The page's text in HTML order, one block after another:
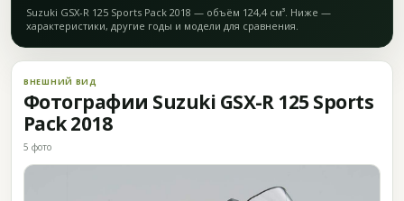
Suzuki GSX-R 125 Sports Pack 2018 — объём 124,4 см³. Ниже —
характеристики, другие годы и модели для сравнения.
ВНЕШНИЙ ВИД
Фотографии Suzuki GSX-R 125 Sports
Pack 2018
5 фото